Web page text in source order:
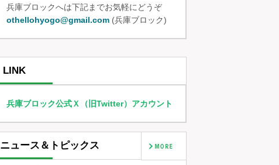
兵庫ブロックへは下記までお気軽にどうぞ
othellohyogo@gmail.com (兵庫ブロック)
LINK
兵庫ブロック公式Ｘ（旧Twitter）アカウント
ニュース＆トピックス